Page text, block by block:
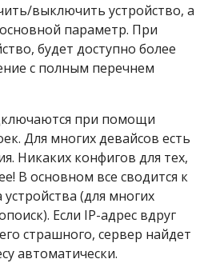
выключить устройство, а
параметр. При
будет доступно более
с полным перечнем
при помощи
Для многих девайсов есть
Никаких конфигов для тех,
В основном все сводится к
(для многих
Если IP-адрес вдруг
страшного, сервер найдет
автоматически.